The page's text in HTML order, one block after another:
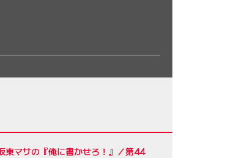
東マサの『俺に書かせろ！』／第44